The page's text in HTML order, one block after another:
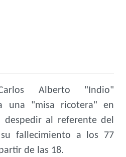
Alberto "Indio"
una "misa ricotera" en
despedir al referente del
fallecimiento a los 77
de las 18.